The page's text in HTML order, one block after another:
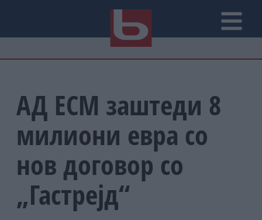
АД ЕСМ заштеди 8
милиони евра со
нов договор со
„Гастрејд“